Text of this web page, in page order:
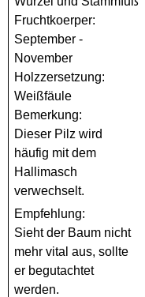
Fruchtkoerper:
September -
November
Holzzersetzung:
Weißfäule
Bemerkung:
Dieser Pilz wird
häufig mit dem
Hallimasch
verwechselt.
Empfehlung:
Sieht der Baum nicht
mehr vital aus, sollte
er begutachtet
werden.